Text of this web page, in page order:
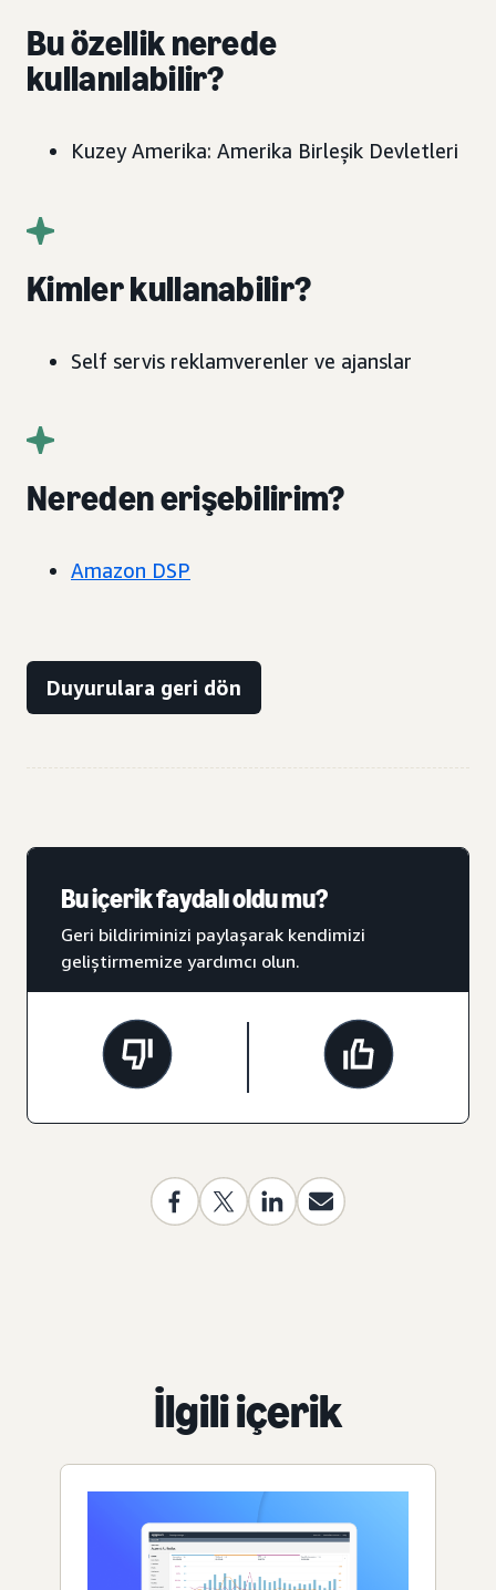
Bu özellik nerede
kullanılabilir?
Kuzey Amerika: Amerika Birleşik Devletleri
Kimler kullanabilir?
Self servis reklamverenler ve ajanslar
Nereden erişebilirim?
Amazon DSP
Duyurulara geri dön
Bu içerik faydalı oldu mu?
Geri bildiriminizi paylaşarak kendimizi
geliştirmemize yardımcı olun.
İlgili içerik